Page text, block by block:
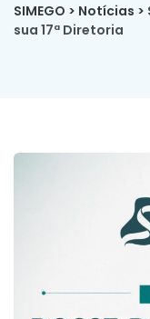
SIMEGO > Notícias >
sua 17ª Diretoria